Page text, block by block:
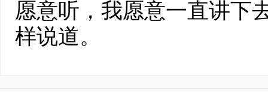
愿意听，我愿意一直讲下
样说道。